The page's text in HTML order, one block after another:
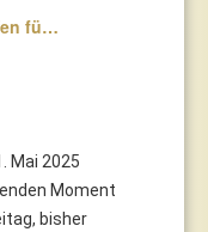
fü…
Mai 2025
Moment
bisher